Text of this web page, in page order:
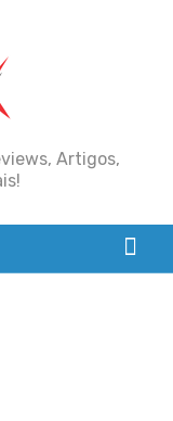
Artigos,